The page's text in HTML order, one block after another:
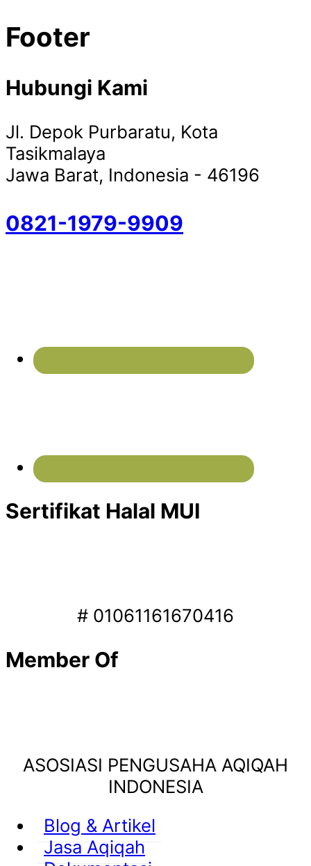
Footer
Hubungi Kami
Jl. Depok Purbaratu, Kota
Tasikmalaya
Jawa Barat, Indonesia - 46196
0821-1979-9909
Sertifikat Halal MUI
# 01061161670416
Member Of
ASOSIASI PENGUSAHA AQIQAH
INDONESIA
Blog & Artikel
Jasa Aqiqah